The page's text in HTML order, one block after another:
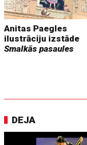
Anitas Paegles
ilustrāciju izstāde
Smalkās pasaules
DEJA